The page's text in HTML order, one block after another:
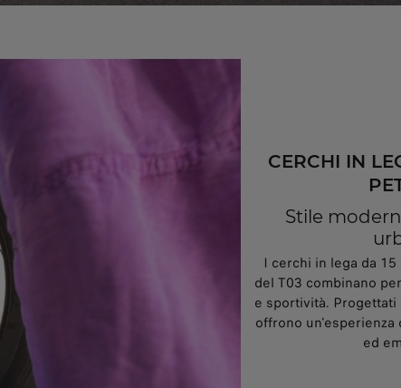
CERCHI IN
Stile
I cerchi in lega da
del T03 combinano
e sportività.
offrono un'esperienza
ed